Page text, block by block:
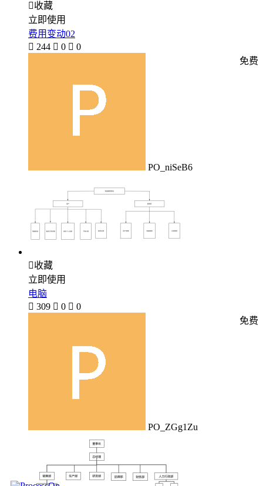
收藏
立即使用
费用变动02
 244  0  0
PO_niSeB6
免费
收藏
立即使用
电脑
 309  0  0
PO_ZGg1Zu
免费